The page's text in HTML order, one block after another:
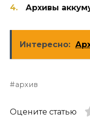
Архивы
Интересно:
архив
Оцените статью